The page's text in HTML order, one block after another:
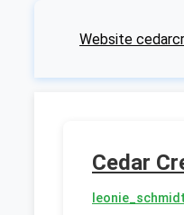
Website
Cedar
leonie_schmidt